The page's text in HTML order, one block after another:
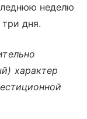
неделю
дня.
характер